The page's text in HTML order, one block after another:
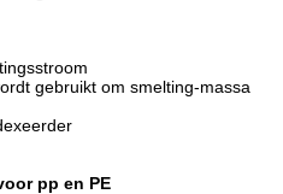
gebruikt om smelting-massa
pp en PE